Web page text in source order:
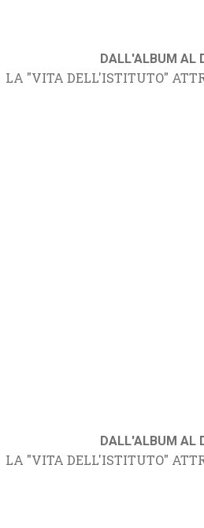
DALL'ALBUM AL
LA "VITA DELL'ISTITUTO"
DALL'ALBUM AL
LA "VITA DELL'ISTITUTO"